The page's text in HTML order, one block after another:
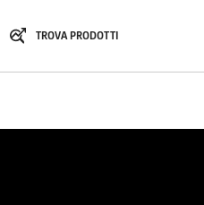
TROVA PRODOTTI